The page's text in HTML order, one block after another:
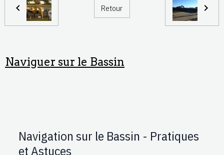
Retour
Naviguer sur le Bassin
Navigation sur le Bassin - Pratiques
et Astuces